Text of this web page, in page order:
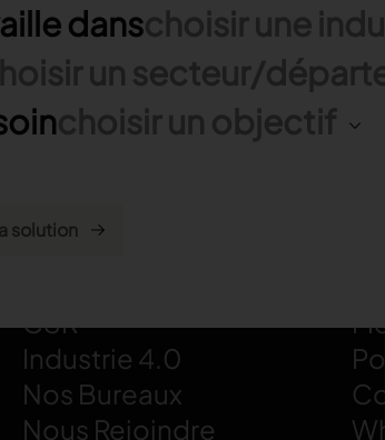
LECTRA
CSR
Industrie 4.0
Nos Bureaux
Nous Rejoindre
dans
choisir un secteur/